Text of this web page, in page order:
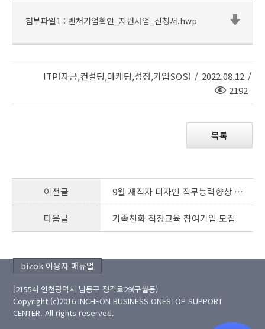
첨부파일1 : 벤처기업확인_지원사업_신청서.hwp
ITP(자금,컨설팅,마케팅,성장,기업SOS) / 2022.08.12 /
조
회
2192
목록
이전글 9월 재직자 디자인 직무능력향상 교육 교육생 모집
다음글 가족친화 직장교육 참여기업 모집
bizok 이용자 매뉴얼
[21554] 인천광역시 남동구 정각로29(구월동)
Copyright (c)2016 INCHEON BUSINESS ONESTOP SUPPORT
CENTER. All rights reserved.